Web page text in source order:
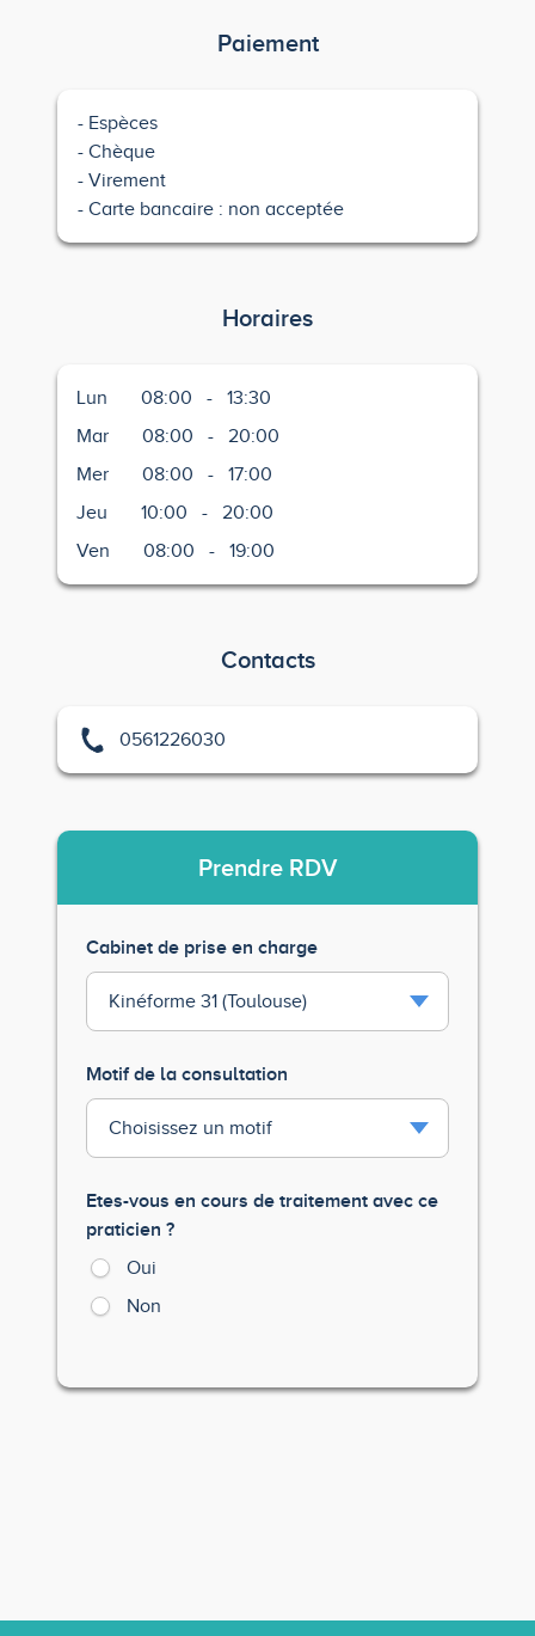
Paiement
Espèces
Chèque
Virement
Carte bancaire : non acceptée
Horaires
Lun 08:00 -
13:30
Mar
08:00 -
20:00
Mer
08:00 -
17:00
Jeu
10:00 -
20:00
Ven
08:00 - 19:00
Contacts
0561226030
Prendre RDV
Cabinet de prise en charge
Motif de la consultation
Etes-vous en cours de traitement avec ce
praticien ?
Oui
Non